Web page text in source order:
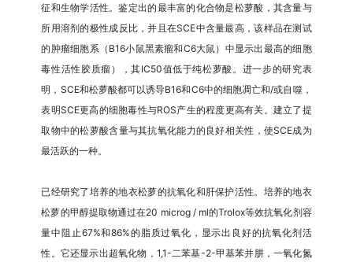
征和生物学活性。鉴定出的最丰富的化合物是松萝酸，其含量与
所用溶剂的极性成反比，并且在SCE中含量最高，该样品在测试
的肿瘤细胞系（B16小鼠黑素瘤和C6大鼠）中显示出最高的细胞
毒性活性胶质瘤），其IC50值低于纯松萝酸。进一步的研究表
明，SCE和松萝酸都可以诱导B16和C6中的细胞凋亡和/或自噬，
表明SCE更高的细胞毒性与ROS产生的程度更高有关。建立了提
取物中的松萝酸含量与其抗氧化能力的良好相关性，使SCE成为
最活跃的一种。
已经研究了培养的地衣松萝的抗氧化和肝保护活性。培养的地衣
松萝的甲醇提取物通过在20 microg / ml的Trolox等效抗氧化剂容
量中阻止67%和86%的脂质过氧化，显示出良好的抗氧化剂活
性。它还显示出超氧化物，1,1-二苯基-2-甲基苯并肼，一氧化氮